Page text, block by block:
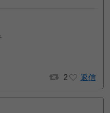
2 返信